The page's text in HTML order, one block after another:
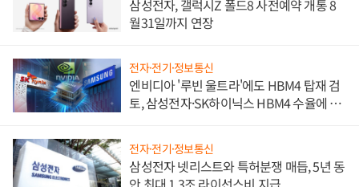
삼성전자, 갤럭시Z 폴드8 사전예약 개통 8
월31일까지 연장
전자·전기·정보통신
엔비디아 '루빈 울트라'에도 HBM4 탑재 검
토, 삼성전자·SK하이닉스 HBM4 수율에 주
전자·전기·정보통신
삼성전자 넷리스트와 특허분쟁 매듭, 5년 동